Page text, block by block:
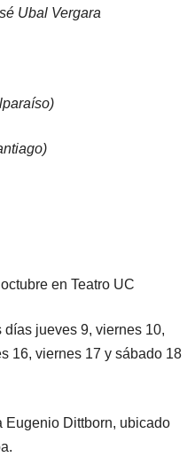
Ubal Vergara
en Teatro UC
jueves 9, viernes 10,
16, viernes 17 y sábado 18
Eugenio Dittborn, ubicado